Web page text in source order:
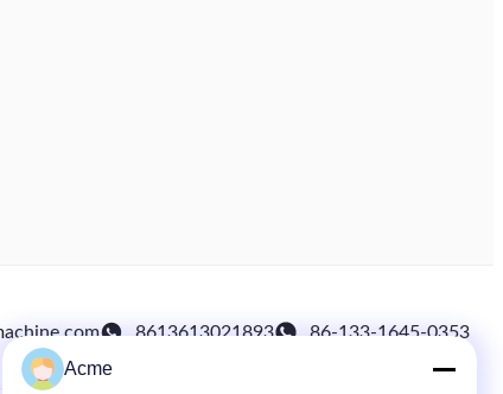
8613613021893 86-133-1645-0353
Acme